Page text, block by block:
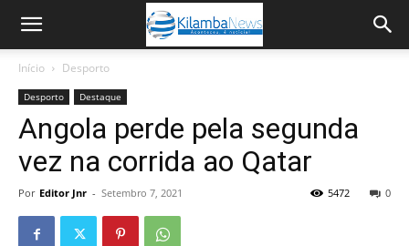
Início Desporto
Desporto Destaque
Angola perde pela segunda
vez na corrida ao Qatar
Por Editor Jnr - Setembro 7, 2021 0
5472